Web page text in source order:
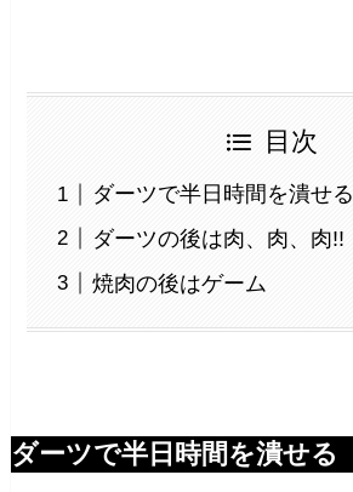
目次
ダーツで半日時間を潰せる
ダーツの後は肉、肉、肉!!
焼肉の後はゲーム
ダーツで半日時間を潰せる